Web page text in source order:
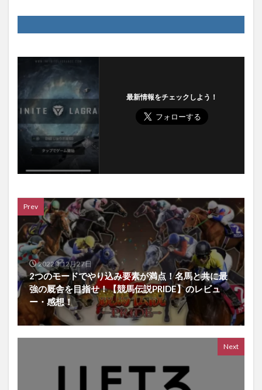
最新情報をチェックしよう！
Prev
2022年12月27日
2つのモードでやり込み要素が満点！名馬と共に最
強の厩舎を目指せ！【競馬伝説PRIDE】のレビュ
ー・感想！
Next